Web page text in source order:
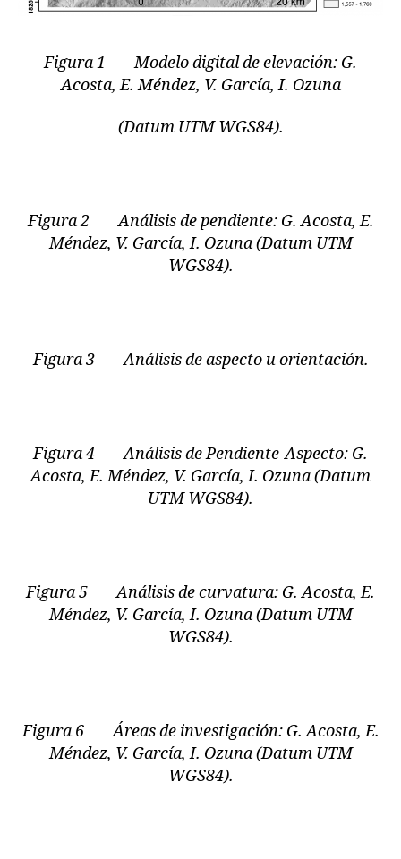
Figura 1 Modelo digital de elevación: G.
Acosta, E. Méndez, V. García, I. Ozuna
(Datum UTM WGS84).
Figura 2 Análisis de pendiente: G. Acosta, E.
Méndez, V. García, I. Ozuna (Datum UTM
WGS84).
Figura 3 Análisis de aspecto u orientación.
Figura 4 Análisis de Pendiente-Aspecto: G.
Acosta, E. Méndez, V. García, I. Ozuna (Datum
UTM WGS84).
Figura 5 Análisis de curvatura: G. Acosta, E.
Méndez, V. García, I. Ozuna (Datum UTM
WGS84).
Figura 6 Áreas de investigación: G. Acosta, E.
Méndez, V. García, I. Ozuna (Datum UTM
WGS84).